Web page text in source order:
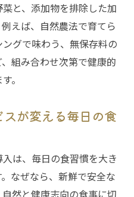
と、添加物を排除した加
えば、自然農法で育てら
グで味わう、無保存料の
組み合わせ次第で健康的
。
が変える毎日の食
は、毎日の食習慣を大き
なぜなら、新鮮で安全な
然と健康志向の食事に切